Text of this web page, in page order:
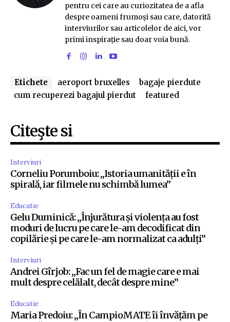
pentru cei care au curiozitatea de a afla
despre oameni frumoși sau care, datorită
interviurilor sau articolelor de aici, vor
primi inspirație sau doar voia bună.
Etichete aeroport bruxelles
bagaje pierdute
cum recuperezi bagajul pierdut
featured
Citeşte si
Interviuri
Corneliu Porumboiu: „Istoria umanității e în
spirală, iar filmele nu schimbă lumea”
Educatie
Gelu Duminică: „Înjurătura și violența au fost
moduri de lucru pe care le-am decodificat din
copilărie și pe care le-am normalizat ca adulți”
Interviuri
Andrei Gîrjob: „Fac un fel de magie care e mai
mult despre celălalt, decât despre mine”
Educatie
Maria Predoiu: „În CampioMATE îi învățăm pe